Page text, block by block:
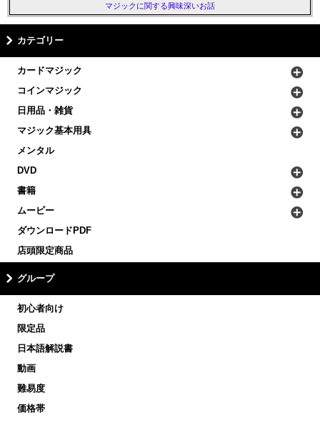
マジックに関する興味深いお話
カテゴリー
カードマジック
コインマジック
日用品・雑貨
マジック基本用具
メンタル
DVD
書籍
ムービー
ダウンロードPDF
店頭限定商品
グループ
初心者向け
限定品
日本語解説書
動画
難易度
価格帯